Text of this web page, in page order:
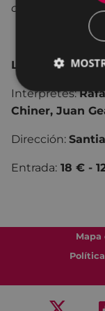
castellano bajo
LOM IMPREBIS
Intérpretes:
Chiner, Juan
Dirección:
Entrada: 18 € -
Mapa